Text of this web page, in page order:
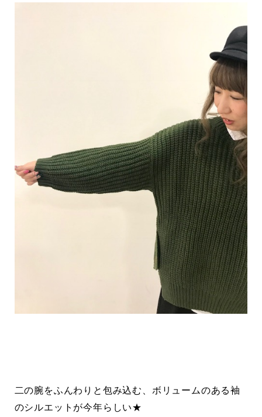
二の腕をふんわりと包み込む、ボリュームのある袖
のシルエットが今年らしい★